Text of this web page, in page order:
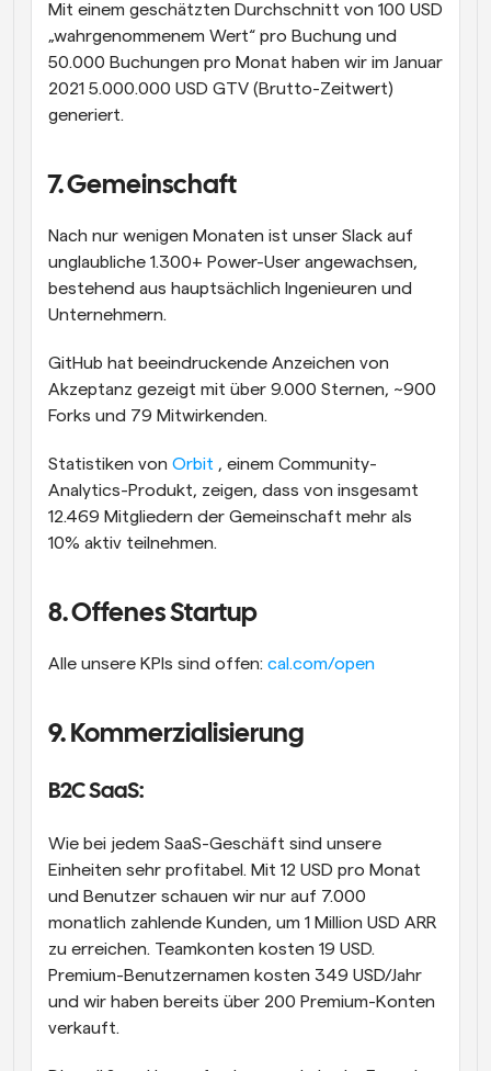
Mit einem geschätzten Durchschnitt von 100 USD
„wahrgenommenem Wert“ pro Buchung und
50.000 Buchungen pro Monat haben wir im Januar
2021 5.000.000 USD GTV (Brutto-Zeitwert)
generiert.
7. Gemeinschaft
Nach nur wenigen Monaten ist unser Slack auf
unglaubliche 1.300+ Power-User angewachsen,
bestehend aus hauptsächlich Ingenieuren und
Unternehmern.
GitHub hat beeindruckende Anzeichen von
Akzeptanz gezeigt mit über 9.000 Sternen, ~900
Forks und 79 Mitwirkenden.
Statistiken von Orbit , einem Community-
Analytics-Produkt, zeigen, dass von insgesamt
12.469 Mitgliedern der Gemeinschaft mehr als
10% aktiv teilnehmen.
8. Offenes Startup
Alle unsere KPIs sind offen: cal.com/open
9. Kommerzialisierung
B2C SaaS:
Wie bei jedem SaaS-Geschäft sind unsere
Einheiten sehr profitabel. Mit 12 USD pro Monat
und Benutzer schauen wir nur auf 7.000
monatlich zahlende Kunden, um 1 Million USD ARR
zu erreichen. Teamkonten kosten 19 USD.
Premium-Benutzernamen kosten 349 USD/Jahr
und wir haben bereits über 200 Premium-Konten
verkauft.